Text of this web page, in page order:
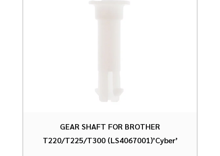
GEAR SHAFT FOR BROTHER
T220/T225/T300 (LS4067001)’Cyber’